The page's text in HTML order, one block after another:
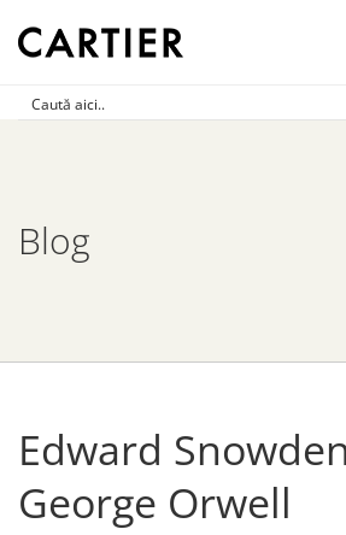
Blog
Edward
George Orwell